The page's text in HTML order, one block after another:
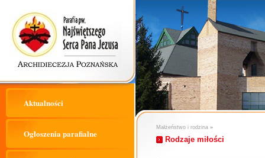
Aktualności
Ogłoszenia parafialne
Małżeństwo i rodzina »
Rodzaje miłości